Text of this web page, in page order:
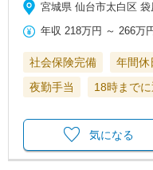
宮城県 仙台市太白区 袋
年収 218万円 ～266万
社会保険完備 年間休
夜勤手当
18時まで
気になる